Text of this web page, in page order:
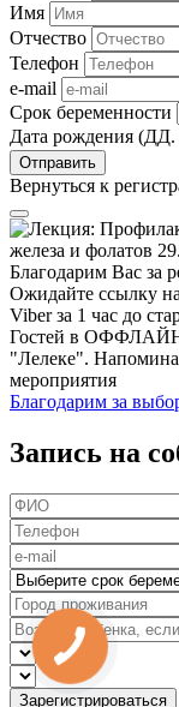
Имя
Отчество
Телефон
e-mail
Срок беременности
Дата рождения
Вернуться к
Благодарим Вас за
Ожидайте ссылку
Viber за 1 час до
Гостей в ОФФЛАЙН-
"Лелеке".
мероприятия
Благодарим за
Запись на